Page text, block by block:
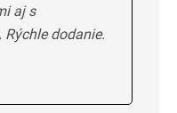
aj s
dodanie.